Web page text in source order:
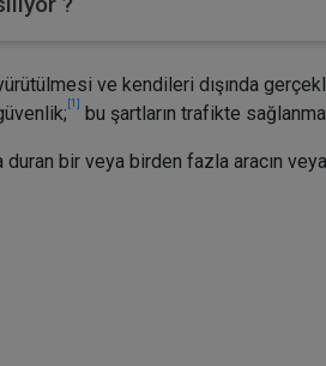
ve kendileri dışında
[1] bu şartların trafikte
bir veya birden fazla aracın veya